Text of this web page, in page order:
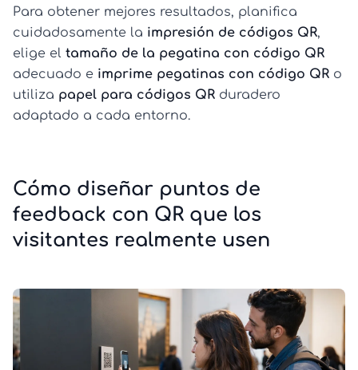
Para obtener mejores resultados, planifica
cuidadosamente la impresión de códigos QR,
elige el tamaño de la pegatina con código QR
adecuado e imprime pegatinas con código QR o
utiliza papel para códigos QR duradero
adaptado a cada entorno.
Cómo diseñar puntos de
feedback con QR que los
visitantes realmente usen